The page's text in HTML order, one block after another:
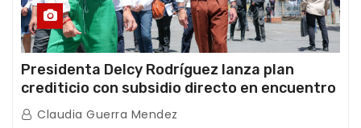
Presidenta Delcy Rodríguez lanza plan
crediticio con subsidio directo en encuentro
con Juntas de Condominio
Claudia Guerra Mendez